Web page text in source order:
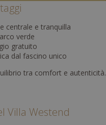
centrale e tranquilla
verde
gratuito
dal fascino unico
tra comfort e autenticità.
Villa Westend